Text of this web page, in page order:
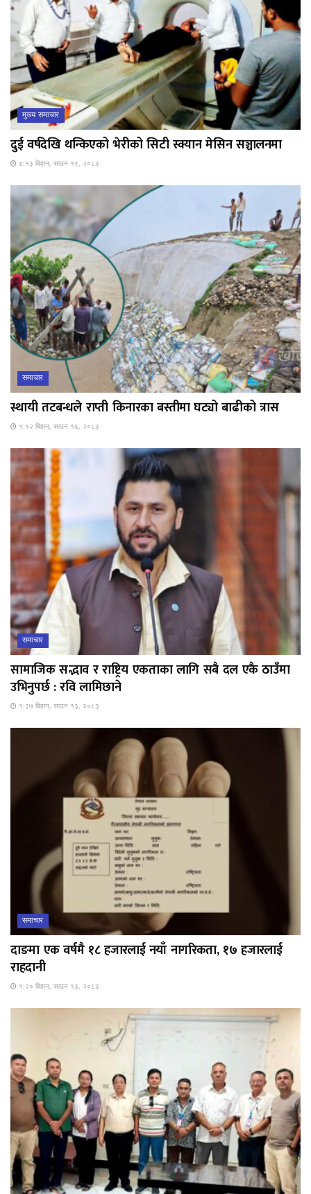
मुख्य समाचार
दुई वर्षदेखि थन्किएको भेरीको सिटी स्क्यान मेसिन सञ्चालनमा
४:१३ बिहान, साउन १९, २०८३
समाचार
स्थायी तटबन्धले राप्ती किनारका बस्तीमा घट्यो बाढीको त्रास
१:१२ बिहान, साउन १६, २०८३
समाचार
सामाजिक सद्भाव र राष्ट्रिय एकताका लागि सबै दल एकै ठाउँमा
उभिनुपर्छ : रवि लामिछाने
१:३७ बिहान, साउन १३, २०८३
समाचार
दाङमा एक वर्षमै १८ हजारलाई नयाँ नागरिकता, १७ हजारलाई
राहदानी
१:२० बिहान, साउन १३, २०८३